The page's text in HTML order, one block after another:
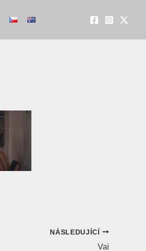
NÁSLEDUJÍCÍ
Vai